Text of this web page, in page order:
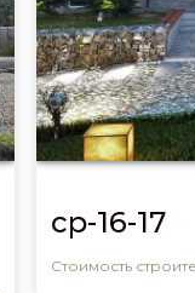
cp-16-17
Стоимость